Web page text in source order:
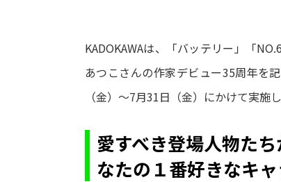
KADOKAWAは、「バッテリー」「
あつこさんの作家デビュー35周年を
（金）～7月31日（金）にかけて実施し
愛すべき登場人物た
なたの１番好きなキ